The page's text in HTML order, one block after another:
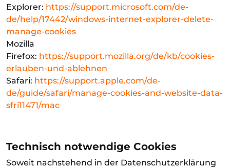
Explorer: https://support.microsoft.com/de-
de/help/17442/windows-internet-explorer-delete-
manage-cookies
Mozilla
Firefox: https://support.mozilla.org/de/kb/cookies-
erlauben-und-ablehnen
Safari: https://support.apple.com/de-
de/guide/safari/manage-cookies-and-website-data-
sfri11471/mac
Technisch notwendige Cookies
Soweit nachstehend in der Datenschutzerklärung